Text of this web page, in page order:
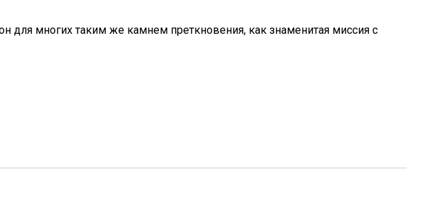
Snapdragon 888
для многих таким же камнем преткновения, как знаменитая миссия с